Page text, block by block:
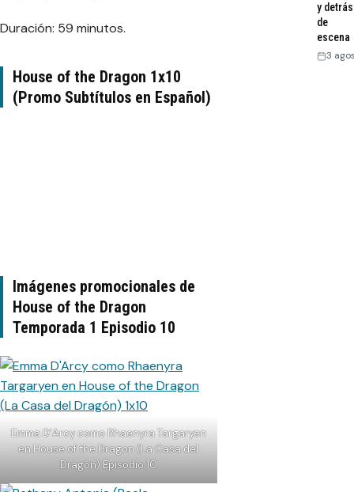
Duración: 59 minutos.
House of the Dragon 1x10
(Promo Subtítulos en Español)
Imágenes promocionales de
House of the Dragon
Temporada 1 Episodio 10
Emma D’Arcy como Rhaenyra Targaryen
en House of the Dragon (La Casa del
Dragón) Episodio 10
y detrás
de
escena
3